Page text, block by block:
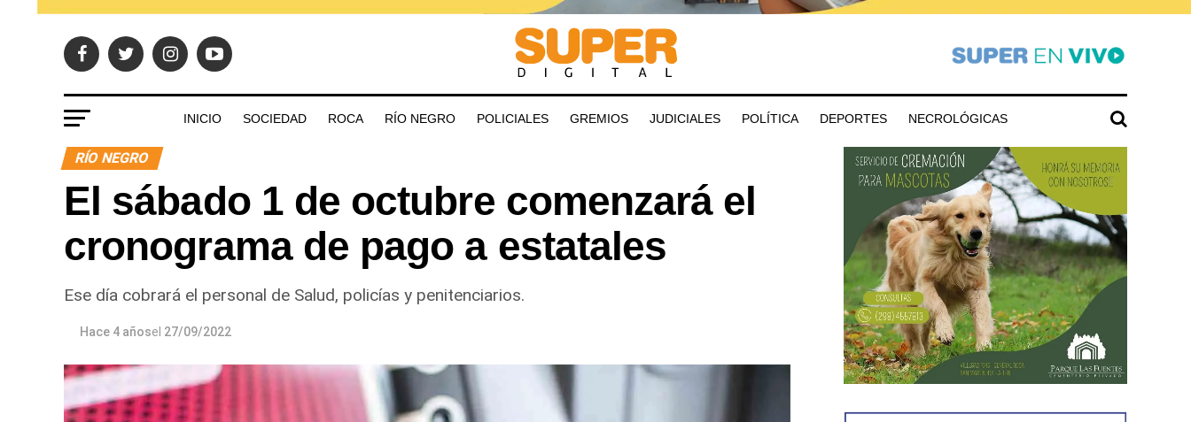
INICIO SOCIEDAD ROCA RÍO NEGRO POLICIALES GREMIOS JUDICIALES POLÍTICA DEPORTES NECROLÓGICAS
RÍO NEGRO
El sábado 1 de octubre comenzará el
cronograma de pago a estatales
Ese día cobrará el personal de Salud, policías y penitenciarios.
Hace 4 añosel 27/09/2022